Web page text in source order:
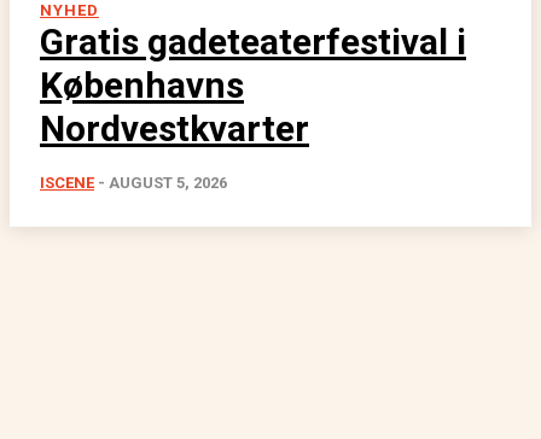
NYHED
Gratis gadeteaterfestival i
Københavns
Nordvestkvarter
ISCENE - AUGUST 5, 2026